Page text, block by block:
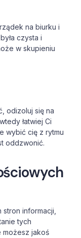
na biurku i
czysta i
w skupieniu
odizoluj się na
łatwiej Ci
wybić cię z rytmu
oddzwonić.
informacji,
tych
możesz jakoś